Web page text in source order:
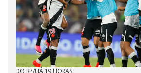
DO R7/HÁ 19 HORAS